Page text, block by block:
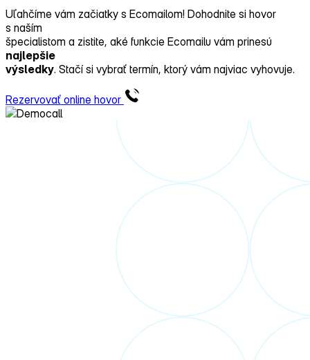
Uľahčíme vám začiatky s Ecomailom! Dohodnite si hovor
s naším
špecialistom a zistite, aké funkcie Ecomailu vám prinesú
najlepšie
výsledky. Stačí si vybrať termín, ktorý vám najviac vyhovuje.
Rezervovať online hovor